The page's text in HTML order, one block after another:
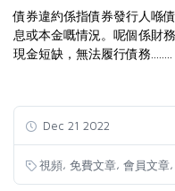
債券違約係指債券發行人喺
息或本金嘅情況。呢個係財
現金短缺，無法履行債務........
Dec 21 2022
視頻, 免費文章, 會員文章,